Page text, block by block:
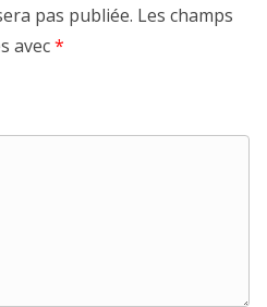
pas publiée. Les champs
avec*